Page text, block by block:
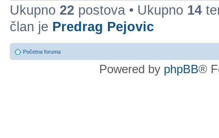
Ukupno 22 postova • Ukupno 14
član je Predrag Pejovic
Početna foruma
Powered by phpBB®